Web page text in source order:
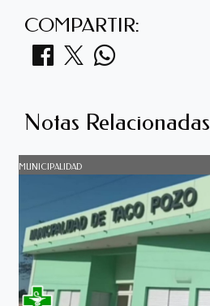
COMPARTIR:
Notas Relacionadas
MUNICIPALIDAD